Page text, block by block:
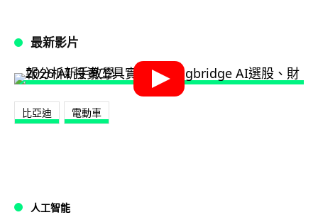
最新影片
比亞迪 電動車
人工智能